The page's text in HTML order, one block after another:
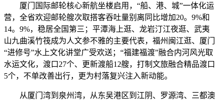
厦门国际邮轮核心新航坐楼启用，“船、港、城”一体化运
营，全省欢迎邮轮艘次取搭客吞吐量别离同比增加20。9%和
14。9%，稳居全国第三；平潭海上逛、龙岩汀江夜逛、武夷
山九曲溪竹筏成为人文参不雅的主要代表，福州闽江逛、厦门
“进修号”水上文化讲堂广受欢送；“福建福渡”融合内河风光取
水运文化，渡口27个、更新渡船12艘，打制文旅融合精品渡口
5个，不单改善出行，更为村落复兴注入新动能。
从厦门湾到泉州湾，从东吴港区到江阴、罗源湾、三都澳